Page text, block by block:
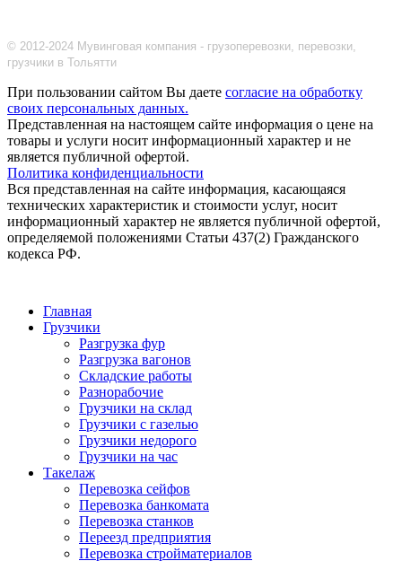
© 2012-2024 Мувинговая компания - грузоперевозки, перевозки,
грузчики в Тольятти
При пользовании сайтом Вы даете согласие на обработку
своих персональных данных.
Представленная на настоящем сайте информация о цене на
товары и услуги носит информационный характер и не
является публичной офертой.
Политика конфиденциальности
Вся представленная на сайте информация, касающаяся
технических характеристик и стоимости услуг, носит
информационный характер не является публичной офертой,
определяемой положениями Статьи 437(2) Гражданского
кодекса РФ.
Главная
Грузчики
Разгрузка фур
Разгрузка вагонов
Складские работы
Разнорабочие
Грузчики на склад
Грузчики с газелью
Грузчики недорого
Грузчики на час
Такелаж
Перевозка сейфов
Перевозка банкомата
Перевозка станков
Переезд предприятия
Перевозка стройматериалов